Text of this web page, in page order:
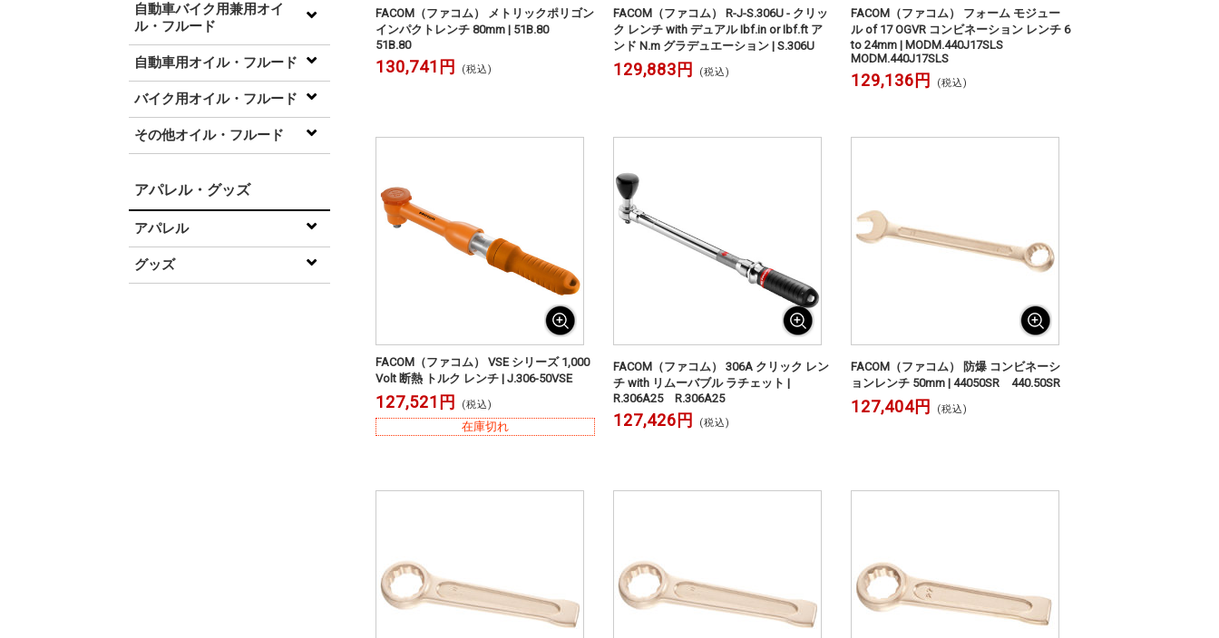
自動車バイク用兼用オイ
ル・フルード
自動車用オイル・フルード
バイク用オイル・フルード
その他オイル・フルード
アパレル・グッズ
アパレル
グッズ
FACOM（ファコム） メトリックポリゴン
インパクトレンチ 80mm | 51B.80
51B.80
130,741円 (税込)
FACOM（ファコム） R-J-S.306U - クリッ
ク レンチ with デュアル Ibf.in or Ibf.ft ア
ンド N.m グラデュエーション | S.306U
129,883円 (税込)
FACOM（ファコム） フォーム モジュー
ル of 17 OGVR コンビネーション レンチ 6
to 24mm | MODM.440J17SLS
MODM.440J17SLS
129,136円 (税込)
FACOM（ファコム） VSE シリーズ 1,000
Volt 断熱 トルク レンチ | J.306-50VSE
127,521円 (税込)
在庫切れ
FACOM（ファコム） 306A クリック レン
チ with リムーバブル ラチェット |
R.306A25 R.306A25
127,426円 (税込)
FACOM（ファコム） 防爆 コンビネーシ
ョンレンチ 50mm | 44050SR 440.50SR
127,404円 (税込)